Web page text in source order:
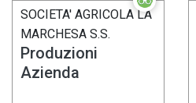
SOCIETA' AGRICOLA LA
MARCHESA S.S.
Produzioni
Azienda